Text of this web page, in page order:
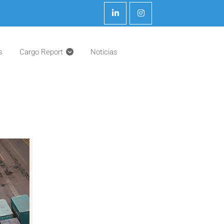
Cargo Report Noticias